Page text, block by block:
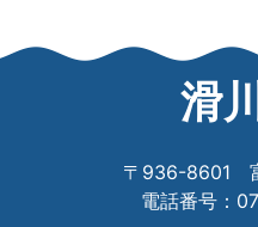
滑
〒936-8601
電話番号：